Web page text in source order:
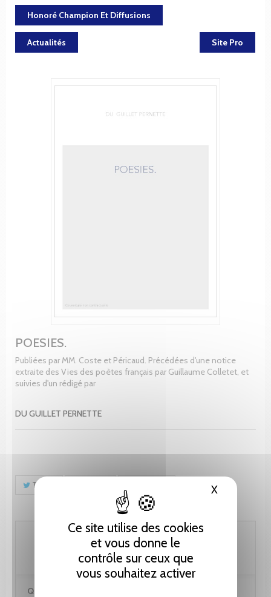
Ce site utilise des cookies
et vous donne le
contrôle sur ceux que
vous souhaitez activer
XMasquer
Honoré Champion Et Diffusions
Actualités Site Pro
POESIES.
Publiées par MM. Coste et Péricaud. Précédées d'une notice
extraite des Vies des poètes français par Guillaume Colletet, et
suivies d'un rédigé par
DU GUILLET PERNETTE
Tweet
30.80 CHF
Quantité :